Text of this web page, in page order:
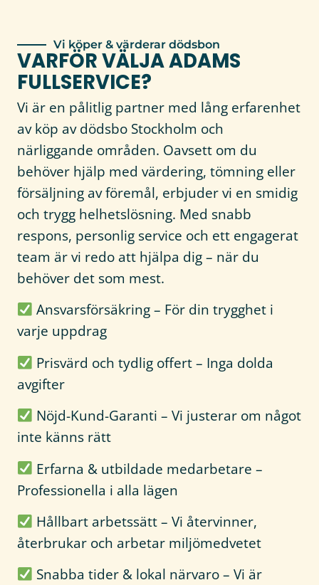
Vi köper & värderar dödsbon
VARFÖR VÄLJA ADAMS
FULLSERVICE?
Vi är en pålitlig partner med lång erfarenhet
av köp av dödsbo Stockholm och
närliggande områden. Oavsett om du
behöver hjälp med värdering, tömning eller
försäljning av föremål, erbjuder vi en smidig
och trygg helhetslösning. Med snabb
respons, personlig service och ett engagerat
team är vi redo att hjälpa dig – när du
behöver det som mest.
Ansvarsförsäkring – För din trygghet i
varje uppdrag
Prisvärd och tydlig offert – Inga dolda
avgifter
Nöjd-Kund-Garanti – Vi justerar om något
inte känns rätt
Erfarna & utbildade medarbetare –
Professionella i alla lägen
Hållbart arbetssätt – Vi återvinner,
återbrukar och arbetar miljömedvetet
Snabba tider & lokal närvaro – Vi är